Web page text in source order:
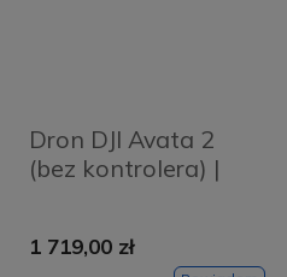
Dron DJI Avata 2
(bez kontrolera) |
1 719,00 zł